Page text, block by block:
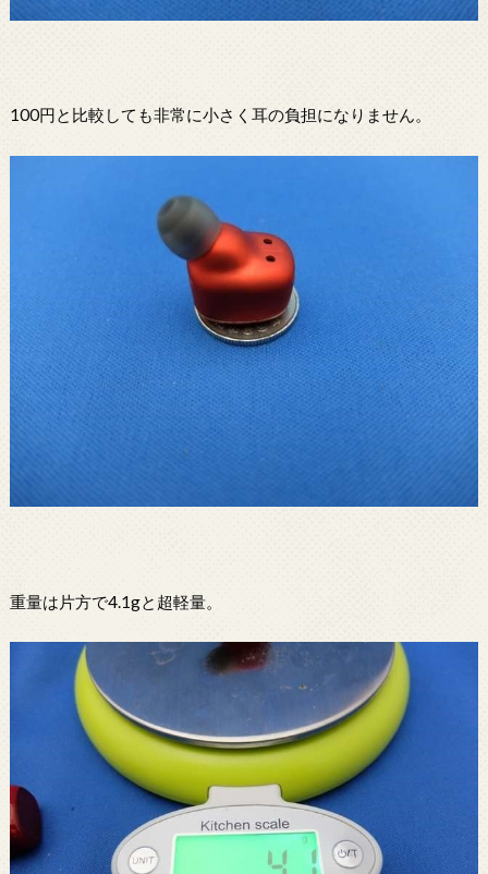
100円と比較しても非常に小さく耳の負担になりません。
重量は片方で4.1gと超軽量。